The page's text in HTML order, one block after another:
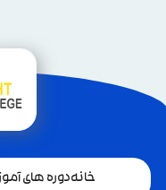
خانهدوره های